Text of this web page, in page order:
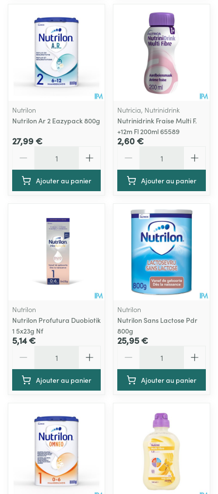
Nutrilon
Nutrilon Ar 2 Eazypack 800g
27,99 €
Ajouter au panier
Nutricia, Nutrinidrink
Nutrinidrink Fraise Multi F.
+12m Fl 200ml 65589
2,60 €
Ajouter au panier
Nutrilon
Nutrilon Profutura Duobiotik
1 5x23g Nf
5,14 €
Ajouter au panier
Nutrilon
Nutrilon Sans Lactose Pdr
800g
25,95 €
Ajouter au panier